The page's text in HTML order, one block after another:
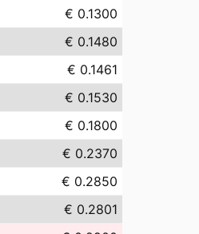
€ 0.1300
€ 0.1480
€ 0.1461
€ 0.1530
€ 0.1800
€ 0.2370
€ 0.2850
€ 0.2801